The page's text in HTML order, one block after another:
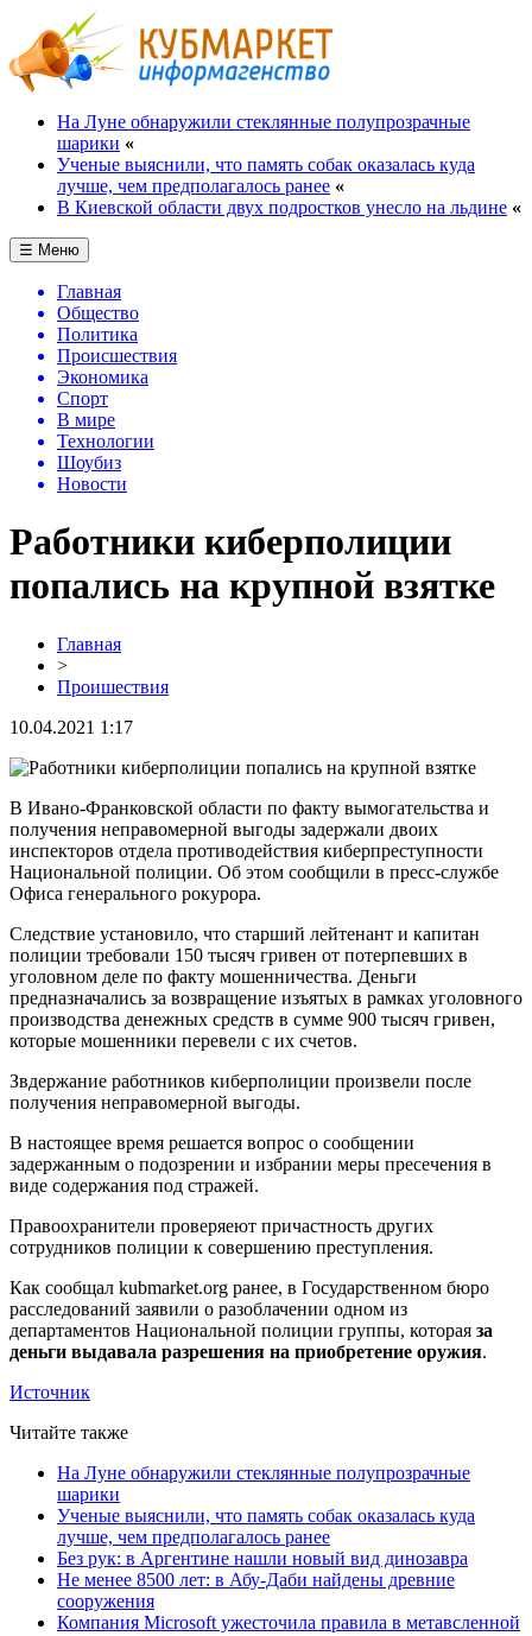
На Луне обнаружили стеклянные полупрозрачные
шарики «
Ученые выяснили, что память собак оказалась куда
лучше, чем предполагалось ранее «
В Киевской области двух подростков унесло на льдине «
☰ Меню
Главная
Общество
Политика
Происшествия
Экономика
Спорт
В мире
Технологии
Шоубиз
Новости
Работники киберполиции
попались на крупной взятке
Главная
>
Проишествия
10.04.2021 1:17
В Ивано-Франковской области по факту вымогательства и
получения неправомерной выгоды задержали двоих
инспекторов отдела противодействия киберпреступности
Национальной полиции. Об этом сообщили в пресс-службе
Офиса генерального рокурора.
Следствие установило, что старший лейтенант и капитан
полиции требовали 150 тысяч гривен от потерпевших в
уголовном деле по факту мошенничества. Деньги
предназначались за возвращение изъятых в рамках уголовного
производства денежных средств в сумме 900 тысяч гривен,
которые мошенники перевели с их счетов.
Звдержание работников киберполиции произвели после
получения неправомерной выгоды.
В настоящее время решается вопрос о сообщении
задержанным о подозрении и избрании меры пресечения в
виде содержания под стражей.
Правоохранители проверяеют причастность других
сотрудников полиции к совершению преступления.
Как сообщал kubmarket.org ранее, в Государственном бюро
расследований заявили о разоблачении одном из
департаментов Национальной полиции группы, которая за
деньги выдавала разрешения на приобретение оружия.
Источник
Читайте также
На Луне обнаружили стеклянные полупрозрачные
шарики
Ученые выяснили, что память собак оказалась куда
лучше, чем предполагалось ранее
Без рук: в Аргентине нашли новый вид динозавра
Не менее 8500 лет: в Абу-Даби найдены древние
сооружения
Компания Microsoft ужесточила правила в метавсленной